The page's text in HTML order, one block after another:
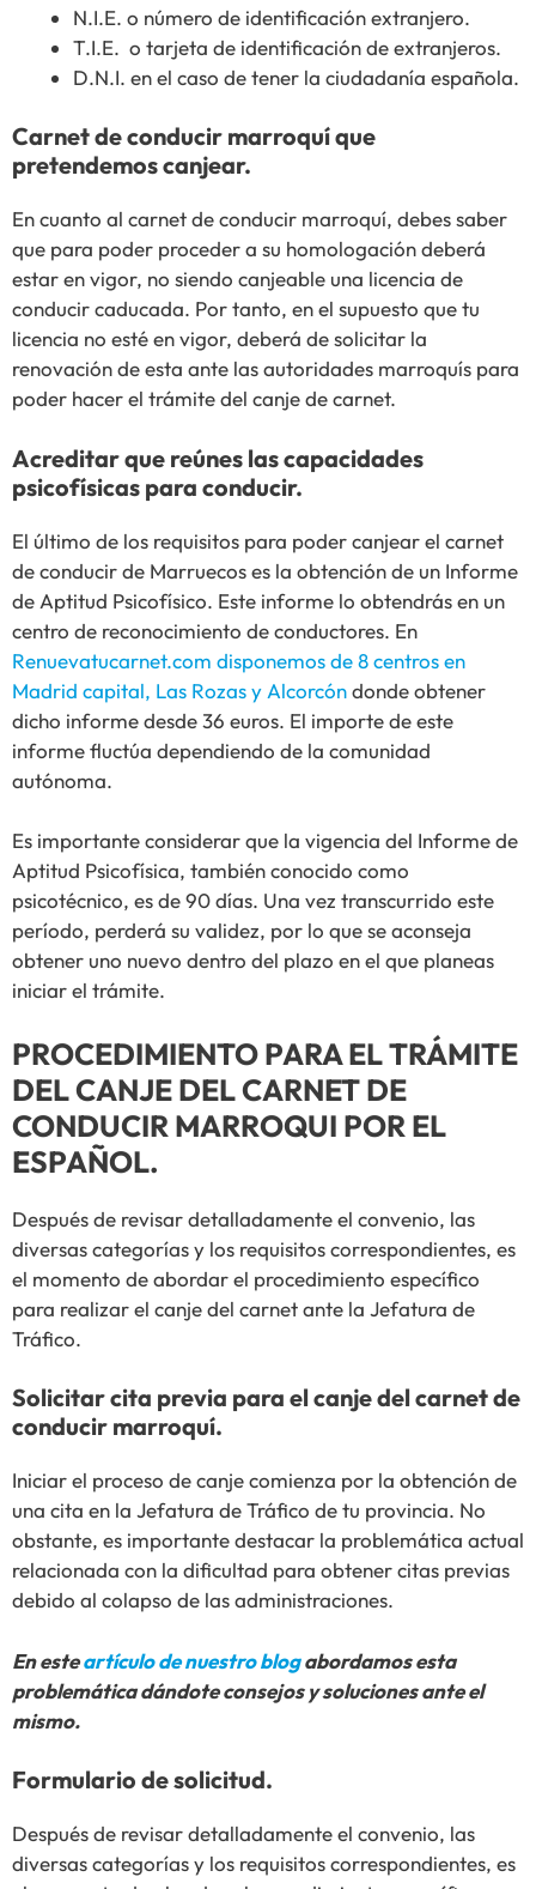
N.I.E. o número de identificación extranjero.
T.I.E. o tarjeta de identificación de extranjeros.
D.N.I. en el caso de tener la ciudadanía española.
Carnet de conducir marroquí que
pretendemos canjear.
En cuanto al carnet de conducir marroquí, debes saber
que para poder proceder a su homologación deberá
estar en vigor, no siendo canjeable una licencia de
conducir caducada. Por tanto, en el supuesto que tu
licencia no esté en vigor, deberá de solicitar la
renovación de esta ante las autoridades marroquís para
poder hacer el trámite del canje de carnet.
Acreditar que reúnes las capacidades
psicofísicas para conducir.
El último de los requisitos para poder canjear el carnet
de conducir de Marruecos es la obtención de un Informe
de Aptitud Psicofísico. Este informe lo obtendrás en un
centro de reconocimiento de conductores. En
Renuevatucarnet.com disponemos de 8 centros en
Madrid capital, Las Rozas y Alcorcóndonde obtener
dicho informe desde 36 euros. El importe de este
informe fluctúa dependiendo de la comunidad
autónoma.
Es importante considerar que la vigencia del Informe de
Aptitud Psicofísica, también conocido como
psicotécnico, es de 90 días. Una vez transcurrido este
período, perderá su validez, por lo que se aconseja
obtener uno nuevo dentro del plazo en el que planeas
iniciar el trámite.
PROCEDIMIENTO PARA EL TRÁMITE
DEL CANJE DEL CARNET DE
CONDUCIR MARROQUI POR EL
ESPAÑOL.
Después de revisar detalladamente el convenio, las
diversas categorías y los requisitos correspondientes, es
el momento de abordar el procedimiento específico
para realizar el canje del carnet ante la Jefatura de
Tráfico.
Solicitar cita previa para el canje del carnet de
conducir marroquí.
Iniciar el proceso de canje comienza por la obtención de
una cita en la Jefatura de Tráfico de tu provincia. No
obstante, es importante destacar la problemática actual
relacionada con la dificultad para obtener citas previas
debido al colapso de las administraciones.
En esteartículo de nuestro blogabordamos esta
problemática dándote consejos y soluciones ante el
mismo.
Formulario de solicitud.
Después de revisar detalladamente el convenio, las
diversas categorías y los requisitos correspondientes, es